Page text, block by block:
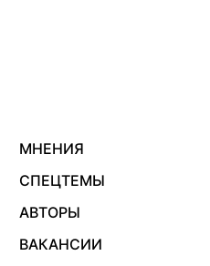
МНЕНИЯ
СПЕЦТЕМЫ
АВТОРЫ
ВАКАНСИИ